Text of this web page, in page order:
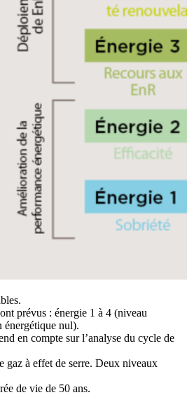
prévus : énergie 1 à 4 (niveau
énergétique nul).
en compte sur l’analyse du cycle de
gaz à effet de serre. Deux niveaux
de vie de 50 ans.